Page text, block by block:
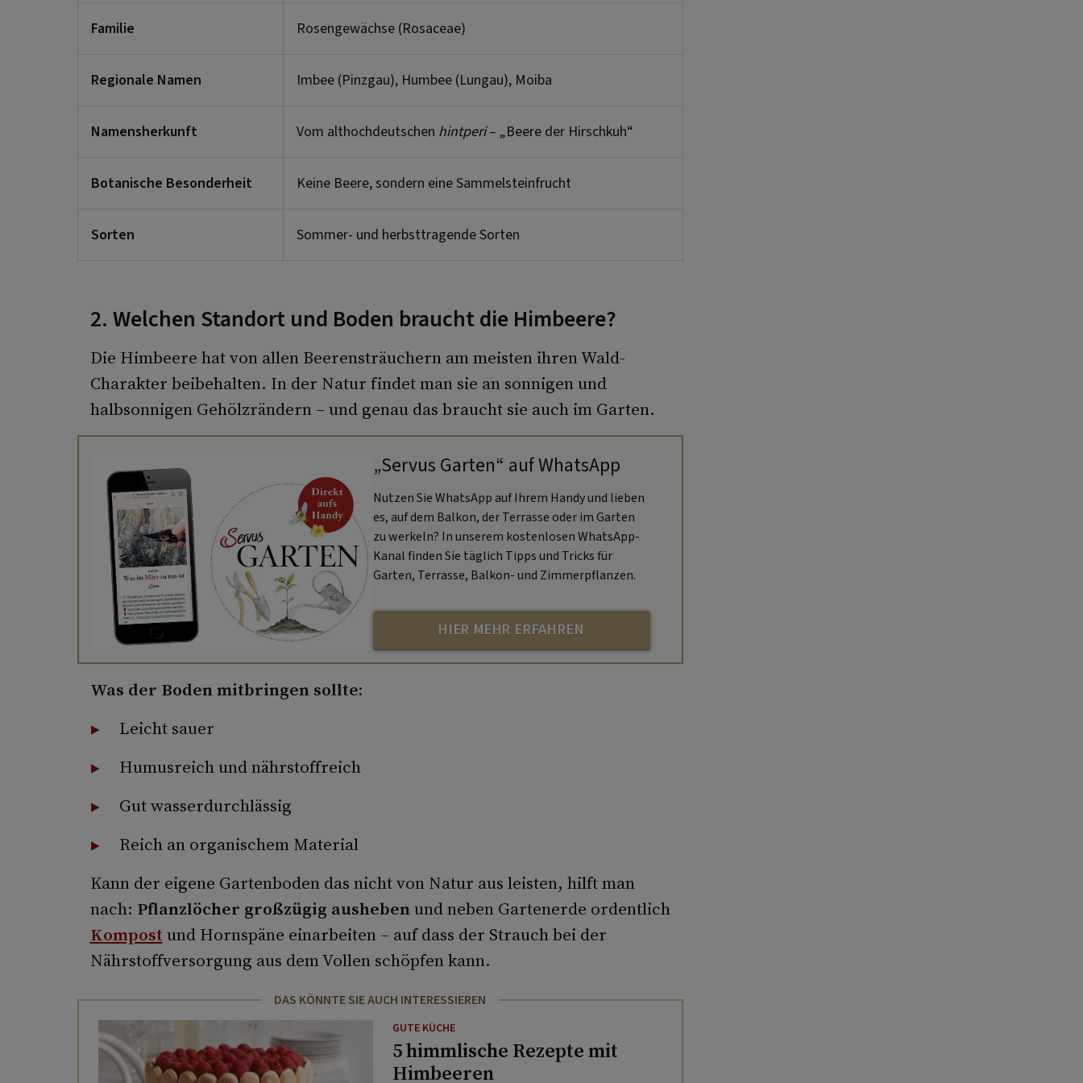
Familie Rosengewächse (Rosaceae)
Regionale Namen Imbee (Pinzgau), Humbee (Lungau), Moiba
Namensherkunft Vom althochdeutschen hintperi– „Beere der Hirschkuh“
Botanische Besonderheit Keine Beere, sondern eine Sammelsteinfrucht
Sorten Sommer- und herbsttragende Sorten
2. Welchen Standort und Boden braucht die Himbeere?
Die Himbeere hat von allen Beerensträuchern am meisten ihren Wald-
Charakter beibehalten. In der Natur findet man sie an sonnigen und
halbsonnigen Gehölzrändern – und genau das braucht sie auch im Garten.
„Servus Garten“ auf WhatsApp
Nutzen Sie WhatsApp auf Ihrem Handy und lieben
es, auf dem Balkon, der Terrasse oder im Garten
zu werkeln? In unserem kostenlosen WhatsApp-
Kanal finden Sie täglich Tipps und Tricks für
Garten, Terrasse, Balkon- und Zimmerpflanzen.
HIER MEHR ERFAHREN
Was der Boden mitbringen sollte:
Leicht sauer
Humusreich und nährstoffreich
Gut wasserdurchlässig
Reich an organischem Material
Kann der eigene Gartenboden das nicht von Natur aus leisten, hilft man
nach: Pflanzlöcher großzügig aushebenund neben Gartenerde ordentlich
Kompost und Hornspäne einarbeiten – auf dass der Strauch bei der
Nährstoffversorgung aus dem Vollen schöpfen kann.
DAS KÖNNTE SIE AUCH INTERESSIEREN
GUTE KÜCHE
5 himmlische Rezepte mit
Himbeeren